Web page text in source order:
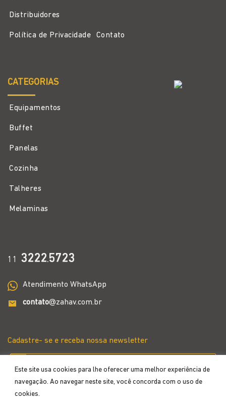
Este site usa cookies para lhe oferecer uma melhor experiência de
navegação. Ao navegar neste site, você concorda com o uso de
cookies.
Distribuidores
Política de Privacidade Contato
CATEGORIAS
Equipamentos
Buffet
Panelas
Cozinha
Talheres
Melaminas
11 3222.5723
Atendimento WhatsApp
contato@zahav.com.br
Cadastre- se e receba nossa newsletter